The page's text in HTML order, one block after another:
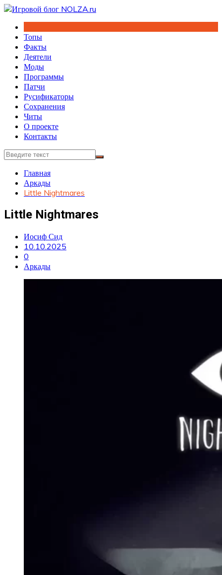
Перейти
содержимому
Топы
Факты
Деятели
Моды
Программы
Патчи
Русификаторы
Сохранения
Читы
О проекте
Контакты
Главная
Аркады
Little Nightmares
Little Nightmares
Иосиф Сид
10.10.2025
0
Аркады